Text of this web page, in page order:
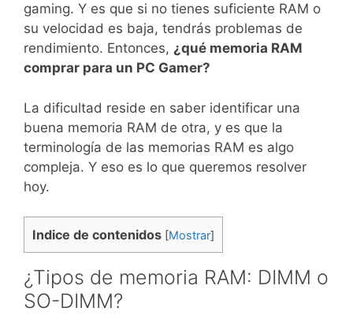
gaming. Y es que si no tienes suficiente RAM o
su velocidad es baja, tendrás problemas de
rendimiento. Entonces, ¿qué memoria RAM
comprar para un PC Gamer?
La dificultad reside en saber identificar una
buena memoria RAM de otra, y es que la
terminología de las memorias RAM es algo
compleja. Y eso es lo que queremos resolver
hoy.
Indice de contenidos [Mostrar]
¿Tipos de memoria RAM: DIMM o
SO-DIMM?